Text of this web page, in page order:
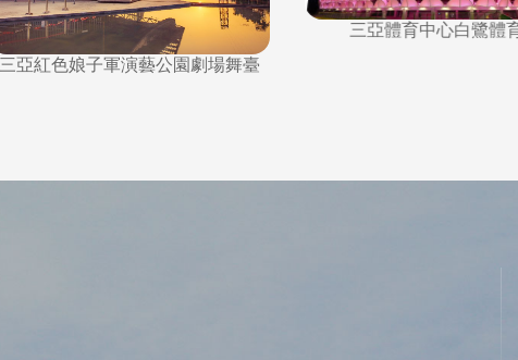
三亞體育中心白鷺體育館